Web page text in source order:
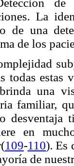
La
de una
de los
todas estas
una
familiar,
desventaja
en
109-110). Es
de